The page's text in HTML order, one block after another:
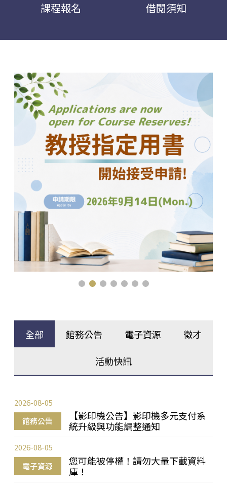
課程報名 借閱須知
全部 館務公告 電子資源 徵才
活動快訊
館務公告
【影印機公告】影印機多元支付系
統升級與功能調整通知
2026-08-05
電子資源
您可能被停權！請勿大量下載資料
庫！
2026-08-05